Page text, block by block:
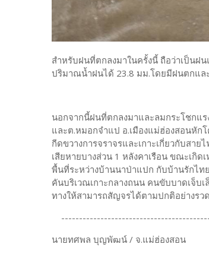
สำหรับฝนที่ตกลงมาในครั้งนี้ ถือว่าเป็น
ปริมาณน้ำฝนได้ 23.8 มม.โดยมีฝนตกแ
นอกจากนี้ฝนที่ตกลงมาและลมกระโชกแ
และต.หมอกจำแป อ.เมืองแม่ฮ่องสอนหัก
กีดขวางการจราจรและเกาะเกี่ยวกับส
เสียหายบางส่วน 1 หลังคาเรือน ขณะเกิ
พื้นที่ระหว่างบ้านนาป่าแปก กับบ้านรักไ
คันบริเวณเกาะกลางถนน คนขับบาดเจ็บ
ทางให้สามารถสัญจรได้ตามปกติอย่างรวด
นายทศพล บุญพัฒน์ / จ.แม่ฮ่องสอน